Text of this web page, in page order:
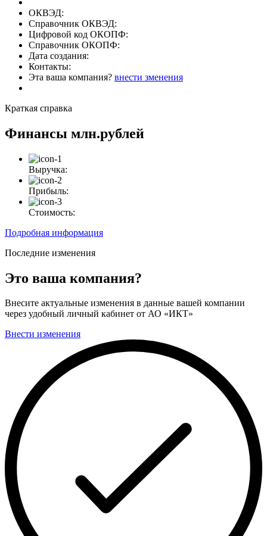
ОКВЭД:
Справочник ОКВЭД:
Цифровой код ОКОПФ:
Справочник ОКОПФ:
Дата создания:
Контакты:
Эта ваша компания? внести зменения
Краткая справка
Финансы млн.рублей
Выручка:
Прибыль:
Стоимость:
Подробная информация
Последние изменения
Это ваша компания?
Внесите актуальные изменения в данные вашей компании
через удобный личный кабинет от АО «ИКТ»
Внести изменения